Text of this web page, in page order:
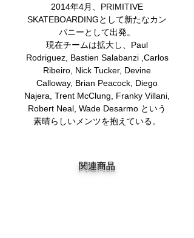
2014年4月、PRIMITIVE
SKATEBOARDINGとして新たなカン
パニーとして出発。
現在チームは拡大し、Paul
Rodriguez, Bastien Salabanzi ,Carlos
Ribeiro, Nick Tucker, Devine
Calloway, Brian Peacock, Diego
Najera, Trent McClung, Franky Villani,
Robert Neal, Wade Desarmo という
素晴らしいメンツを抱えている。
関連商品